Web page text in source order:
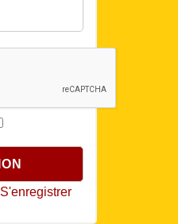
S'enregistrer